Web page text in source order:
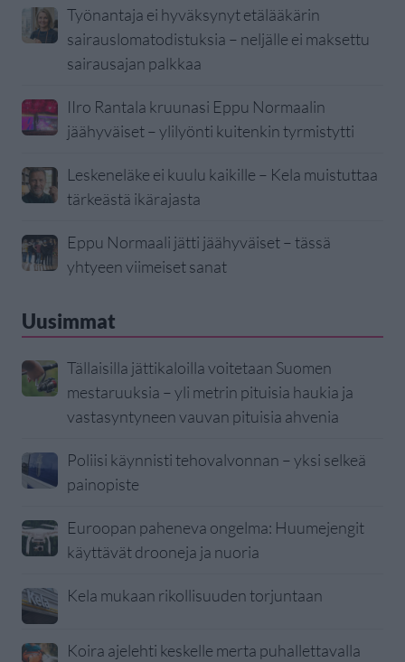
Työnantaja ei hyväksynyt etälääkärin
sairauslomatodistuksia – neljälle ei maksettu
sairausajan palkkaa
IIro Rantala kruunasi Eppu Normaalin
jäähyväiset – ylilyönti kuitenkin tyrmistytti
Leskeneläke ei kuulu kaikille – Kela muistuttaa
tärkeästä ikärajasta
Eppu Normaali jätti jäähyväiset – tässä
yhtyeen viimeiset sanat
Uusimmat
Tällaisilla jättikaloilla voitetaan Suomen
mestaruuksia – yli metrin pituisia haukia ja
vastasyntyneen vauvan pituisia ahvenia
Poliisi käynnisti tehovalvonnan – yksi selkeä
painopiste
Euroopan paheneva ongelma: Huumejengit
käyttävät drooneja ja nuoria
Kela mukaan rikollisuuden torjuntaan
Koira ajelehti keskelle merta puhallettavalla